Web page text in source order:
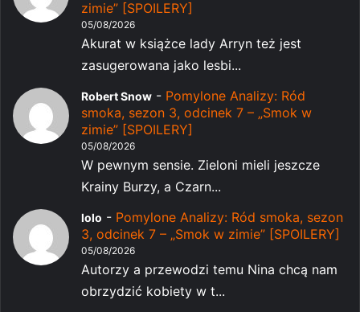
zimie” [SPOILERY]
05/08/2026
Akurat w książce lady Arryn też jest
zasugerowana jako lesbi...
Robert Snow - Pomylone Analizy: Ród
smoka, sezon 3, odcinek 7 – „Smok w
zimie” [SPOILERY]
05/08/2026
W pewnym sensie. Zieloni mieli jeszcze
Krainy Burzy, a Czarn...
lolo - Pomylone Analizy: Ród smoka, sezon
3, odcinek 7 – „Smok w zimie” [SPOILERY]
05/08/2026
Autorzy a przewodzi temu Nina chcą nam
obrzydzić kobiety w t...